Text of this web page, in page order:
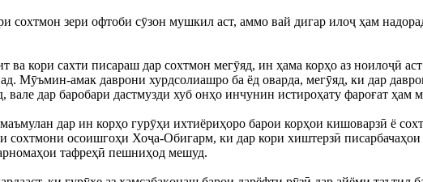
сохтмон зери офтоби сӯзон мушкил аст, аммо вай дигар илоҷ ҳам
кори сахти писараш дар сохтмон мегӯяд, ин ҳама корҳо аз ноилоҷӣ
Мӯъмин-амак даврони хурдсолиашро ба ёд оварда, мегӯяд, ки дар
дар баробари дастмузди хуб онҳо инчунин истироҳату фароғат ҳам
дар ин корҳо гурӯҳи ихтиёриҳоро барои корҳои кишоварзӣ ё
осоишгоҳи Хоҷа-Обигарм, ки дар кори хиштерзӣ
тафреҳӣ пешниҳод мешуд.